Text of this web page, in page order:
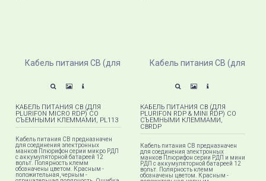
КАБЕЛЬ ПИТАНИЯ СВ (ДЛЯ
PLURIFON MICRO RDP) СО
СЪЕМНЫМИ КЛЕММАМИ, PL113
Кабель питания СВ предназначен
для соединения электронных
манков Плюрифон серии микро РДП
с аккумуляторной батареей 12
вольт. Полярность клемм
обозначены цветом. Красным -
положительная, черным -
КАБЕЛЬ ПИТАНИЯ СВ (ДЛЯ
PLURIFON RDP & MINI RDP) СО
СЪЕМНЫМИ КЛЕММАМИ,
СВRDP
Кабель питания СВ предназначен
для соединения электронных
манков Плюрифон серии РДП и мини
РДП с аккумуляторной батареей 12
вольт. Полярность клемм
обозначены цветом. Красным -